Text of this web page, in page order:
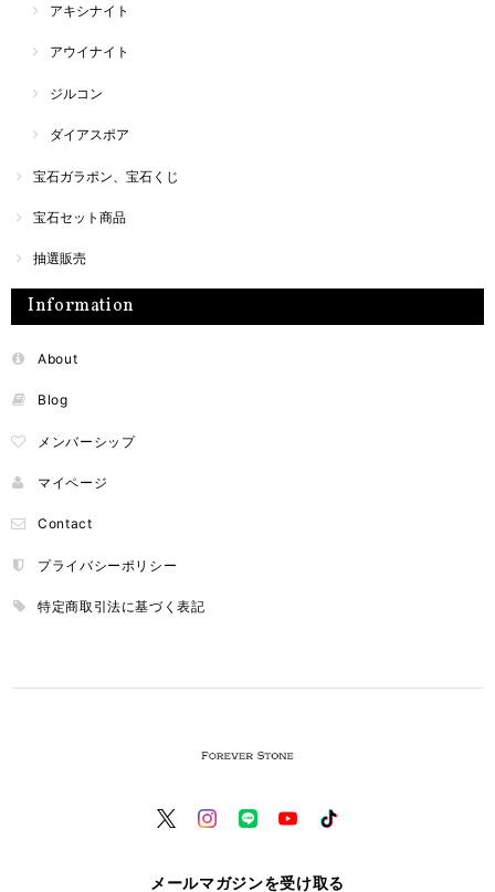
アキシナイト
アウイナイト
ジルコン
ダイアスポア
宝石ガラポン、宝石くじ
宝石セット商品
抽選販売
Information
About
Blog
メンバーシップ
マイページ
Contact
プライバシーポリシー
特定商取引法に基づく表記
メールマガジンを受け取る